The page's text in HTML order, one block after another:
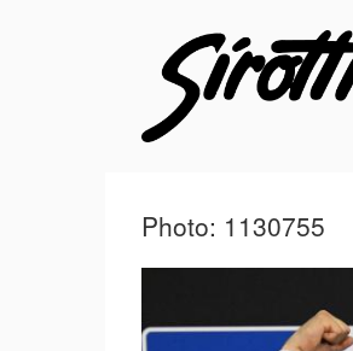
Photo: 1130755